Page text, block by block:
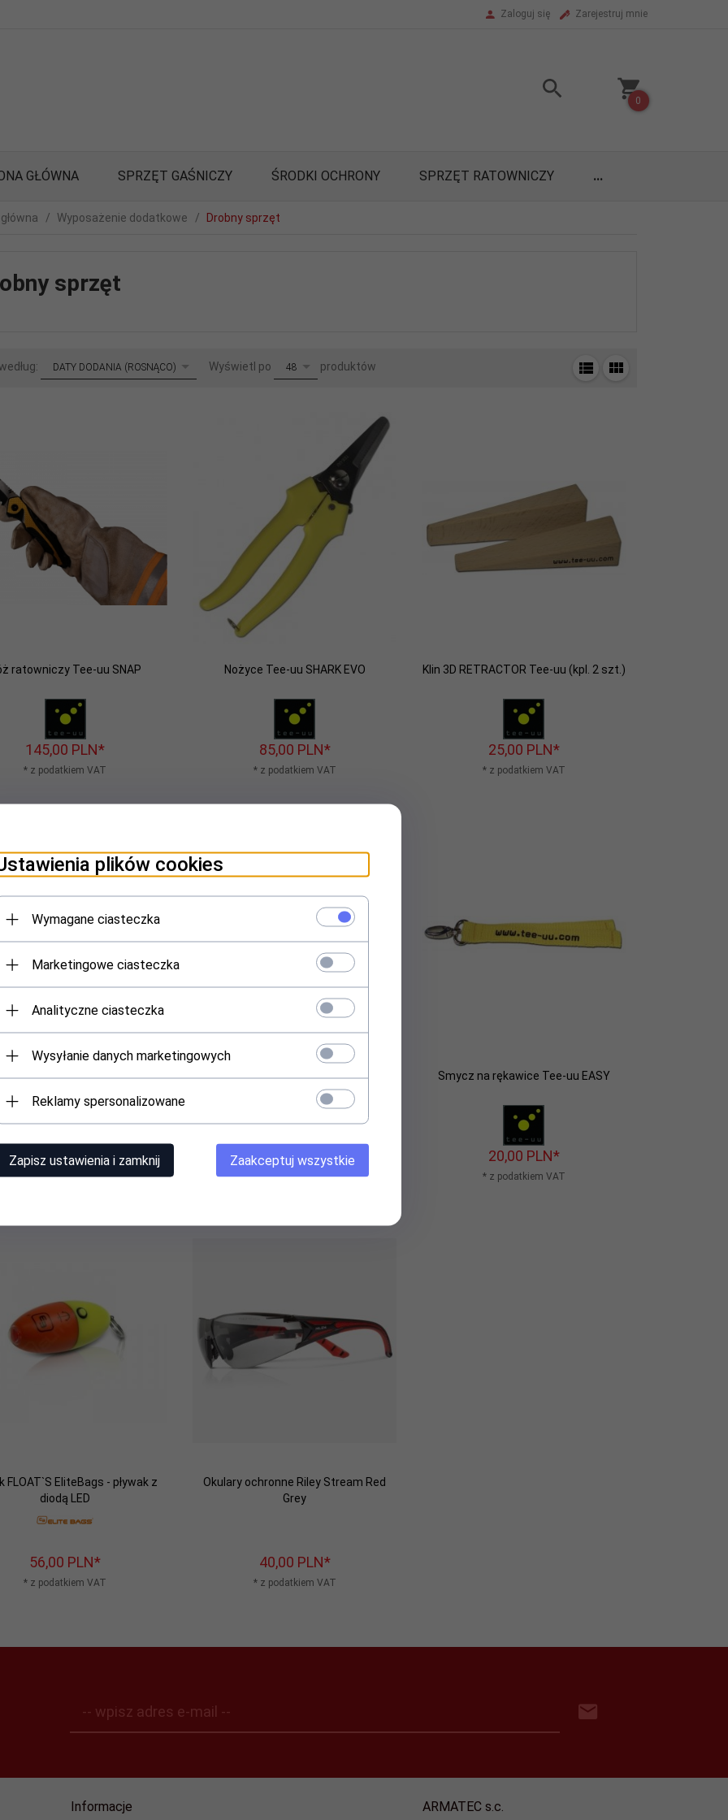
Zaloguj się Zarejestruj mnie
0
GŁÓWNA SPRZĘT GAŚNICZY ŚRODKI OCHRONY SPRZĘT RATOWNICZY ...
Wyposażenie dodatkowe Drobny sprzęt
sprzęt
sortDATY DODANIA (ROSNĄCO) Wyświetl po pop48 produktów
ratowniczy Tee-uu SNAP
145,00 PLN*
* z podatkiem VAT
Nożyce Tee-uu SHARK EVO
85,00 PLN*
* z podatkiem VAT
Klin 3D RETRACTOR Tee-uu (kpl. 2 szt.)
25,00 PLN*
* z podatkiem VAT
ratownicza Tee-uu - 180cm
60, 00 PLN*
* z podatkiem VAT
Taśmy do pakietowania węży Tee-uu
RAP-FIX (zestaw 4 szt.)
72,00 PLN*
* z podatkiem VAT
Smycz na rękawice Tee-uu EASY
20,00 PLN*
* z podatkiem VAT
FLOAT`S EliteBags - pływak z
diodą LED
56,00 PLN*
* z podatkiem VAT
Okulary ochronne Riley Stream Red
Grey
40,00 PLN*
* z podatkiem VAT
-- wpisz adres e-mail --
Informacje ARMATEC s.c.
plików cookies
Wymagane ciasteczka
Marketingowe ciasteczka
Analityczne ciasteczka
Wysyłanie danych marketingowych
Reklamy spersonalizowane
Zapisz ustawienia i zamknij Zaakceptuj wszystkie